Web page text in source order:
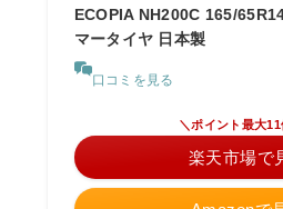
ECOPIA NH200C 165/
マータイヤ 日本製
口コミを見る
＼ポイント最大11
楽天市場で